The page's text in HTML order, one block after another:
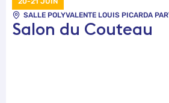
SALLE POLYVALENTE LOUIS PICARDA
Salon du Couteau